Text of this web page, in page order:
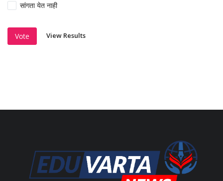
सांगता येत नाही
Vote View Results